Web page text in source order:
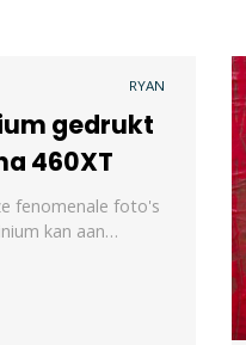
RYAN
gedrukt
460XT
fenomenale foto's
kan aan…